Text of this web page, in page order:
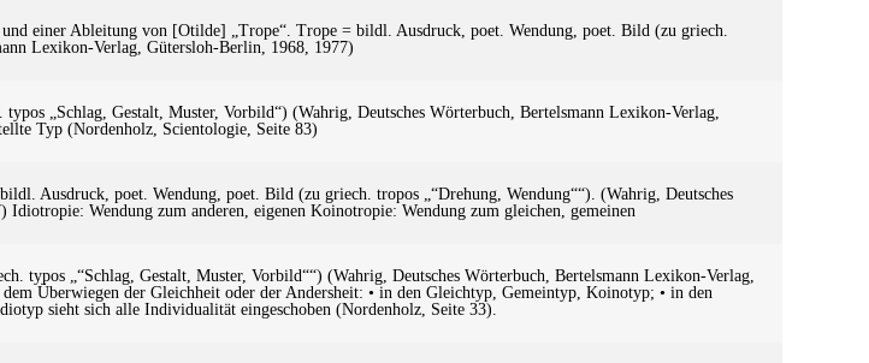
einer Ableitung von [Otilde] „Trope“. Trope = bildl. Ausdruck, poet. Wendung, poet. Bild (zu griech.
Lexikon-Verlag, Gütersloh-Berlin, 1968, 1977)
„Schlag, Gestalt, Muster, Vorbild“) (Wahrig, Deutsches Wörterbuch, Bertelsmann Lexikon-Verlag,
Typ (Nordenholz, Scientologie, Seite 83)
Ausdruck, poet. Wendung, poet. Bild (zu griech. tropos „“Drehung, Wendung““). (Wahrig, Deutsches
Wendung zum anderen, eigenen Koinotropie: Wendung zum gleichen, gemeinen
typos „“Schlag, Gestalt, Muster, Vorbild““) (Wahrig, Deutsches Wörterbuch, Bertelsmann Lexikon-Verlag,
Überwiegen der Gleichheit oder der Andersheit: • in den Gleichtyp, Gemeintyp, Koinotyp; • in den
sieht sich alle Individualität eingeschoben (Nordenholz, Seite 33).